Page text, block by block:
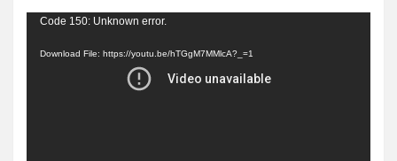
Video
Code 150: Unknown error.
Download File: https://youtu.be/hTGgM7MMlcA?_=1